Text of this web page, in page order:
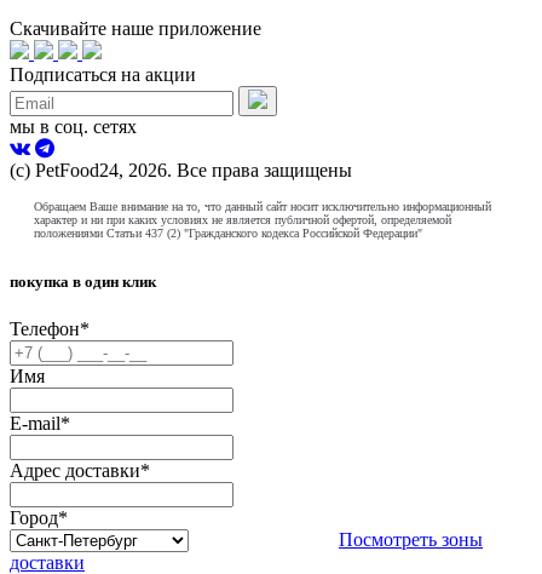
Скачивайте наше приложение
Подписаться на акции
мы в соц. сетях
(с) PetFood24, 2026. Все права защищены
Обращаем Ваше внимание на то, что данный сайт носит исключительно информационный
характер и ни при каких условиях не является публичной офертой, определяемой
положениями Статьи 437 (2) "Гражданского кодекса Российской Федерации"
покупка в один клик
Телефон*
Имя
E-mail*
Адрес доставки*
Город*
Посмотреть зоны
доставки